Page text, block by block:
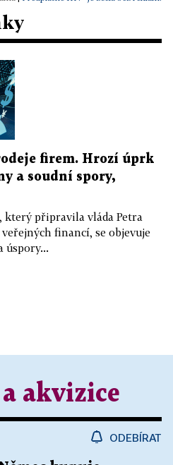
firem. Hrozí úprk
a soudní spory,
připravila vláda Petra
financí, se objevuje
úspory...
akvizice
ODEBÍRAT